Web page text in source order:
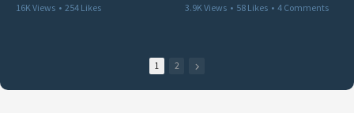
16K Views • 254 Likes
3.9K Views • 58 Likes • 4 Comments
1 2